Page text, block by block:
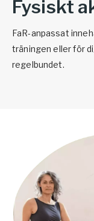
Vården –
Så stöttar Yogobe
Företag
Yogobe för
Hotell &
Fysiskt
FaR-anpassat
träningen eller för
regelbundet.